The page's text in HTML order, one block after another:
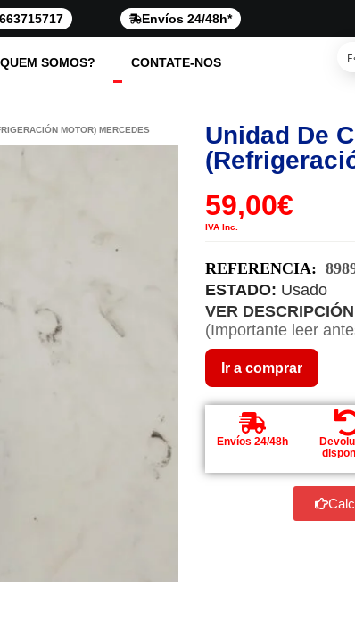
Envíos 24/48h*
QUEM SOMOS? CONTATE-NOS
MOTOR) MERCEDES
Unidad De
59,00€
IVA Inc.
REFERENCIA:
ESTADO: Usado
VER
(Importante leer
Ir a comprar
Envíos 24/48h